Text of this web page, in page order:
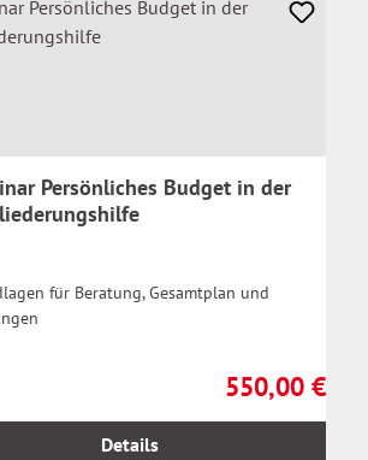
Persönliches Budget in der
für Beratung, Gesamtplan und
Regulärer Preis:
550,00 €
Details